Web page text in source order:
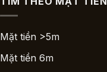
Mặt tiền >5m
Mặt tiền 6m